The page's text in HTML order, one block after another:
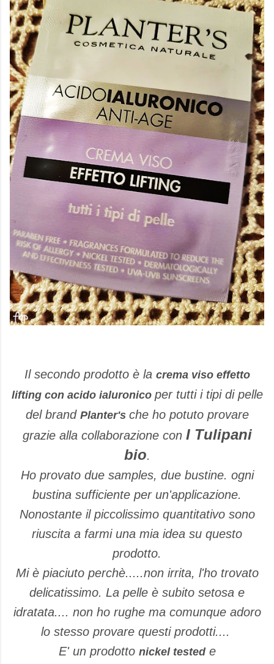
Il secondo prodotto è la crema viso effetto
lifting con acido ialuronico per tutti i tipi di pelle
del brand Planter's che ho potuto provare
grazie alla collaborazione con I Tulipani
bio.
Ho provato due samples, due bustine. ogni
bustina sufficiente per un'applicazione.
Nonostante il piccolissimo quantitativo sono
riuscita a farmi una mia idea su questo
prodotto.
Mi è piaciuto perchè.....non irrita, l'ho trovato
delicatissimo. La pelle è subito setosa e
idratata.... non ho rughe ma comunque adoro
lo stesso provare questi prodotti....
E' un prodotto nickel testede